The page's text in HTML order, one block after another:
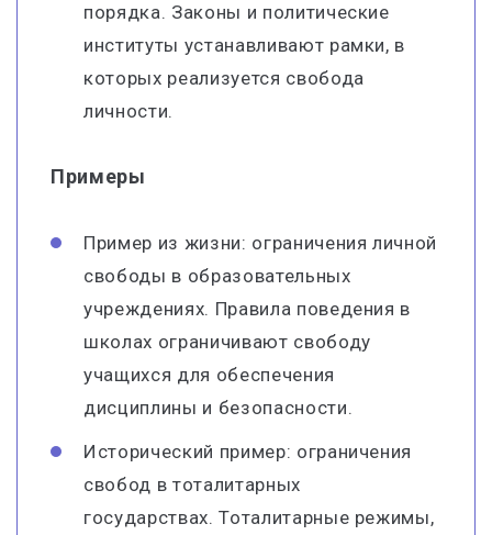
порядка. Законы и политические
институты устанавливают рамки, в
которых реализуется свобода
личности.
Примеры
Пример из жизни: ограничения личной
свободы в образовательных
учреждениях. Правила поведения в
школах ограничивают свободу
учащихся для обеспечения
дисциплины и безопасности.
Исторический пример: ограничения
свобод в тоталитарных
государствах. Тоталитарные режимы,